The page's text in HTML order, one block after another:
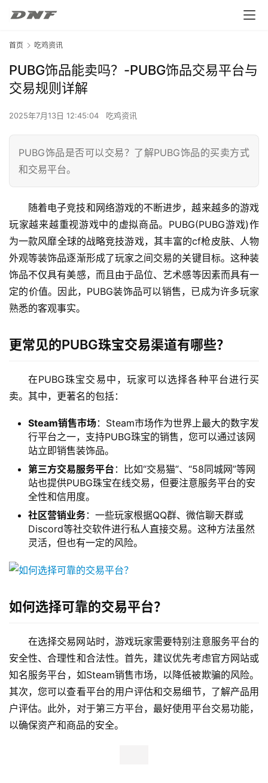
首页 吃鸡资讯
PUBG饰品能卖吗？-PUBG饰品交易平台与
交易规则详解
2025年7月13日 12:45:04 吃鸡资讯
PUBG饰品是否可以交易？了解PUBG饰品的买卖方式
和交易平台。
随着电子竞技和网络游戏的不断进步，越来越多的游戏
玩家越来越重视游戏中的虚拟商品。PUBG(PUBG游戏)作
为一款风靡全球的战略竞技游戏，其丰富的cf枪皮肤、人物
外观等装饰品逐渐形成了玩家之间交易的关键目标。这种装
饰品不仅具有美感，而且由于品位、艺术感等因素而具有一
定的价值。因此，PUBG装饰品可以销售，已成为许多玩家
熟悉的客观事实。
更常见的PUBG珠宝交易渠道有哪些？
在PUBG珠宝交易中，玩家可以选择各种平台进行买
卖。其中，更著名的包括：
Steam销售市场：Steam市场作为世界上最大的数字发
行平台之一，支持PUBG珠宝的销售，您可以通过该网
站立即销售装饰品。
第三方交易服务平台 ：比如“交易猫”、“58同城网”等网
站也提供PUBG珠宝在线交易，但要注意服务平台的安
全性和信用度。
社区营销业务：一些玩家根据QQ群、微信聊天群或
Discord等社交软件进行私人直接交易。这种方法虽然
灵活，但也有一定的风险。
如何选择可靠的交易平台？
在选择交易网站时，游戏玩家需要特别注意服务平台的
安全性、合理性和合法性。首先，建议优先考虑官方网站或
知名服务平台，如Steam销售市场，以降低被欺骗的风险。
其次，您可以查看平台的用户评估和交易细节，了解产品用
户评估。此外，对于第三方平台，最好使用平台交易功能，
以确保资产和商品的安全。